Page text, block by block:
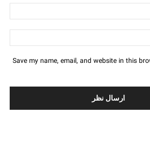
Save my name, email, and website in this